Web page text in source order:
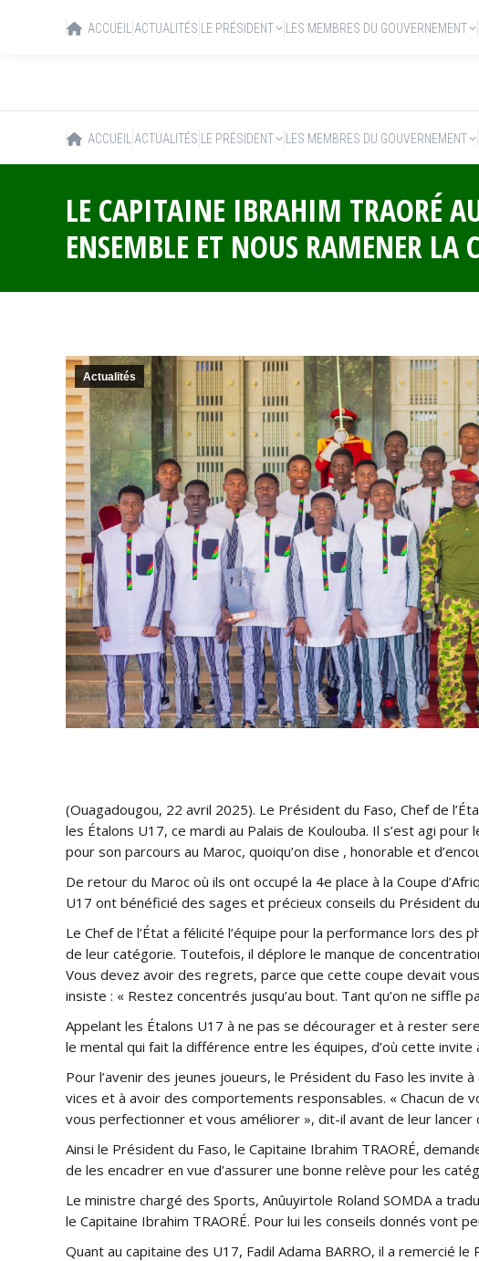
ACCUEIL ACTUALITÉS LE PRÉSIDENT LES MEMBRES DU GOUVERNEMENT
LE CAPITAINE IBRAHIM TRAORÉ
ENSEMBLE ET NOUS RAMENER LA
Actualités
(Ouagadougou, 22 avril 2025). Le Président du Faso, Chef de
les Étalons U17, ce mardi au Palais de Koulouba. Il s’est agi
pour son parcours au Maroc, quoiqu’on dise , honorable et
De retour du Maroc où ils ont occupé la 4e place à la Coupe
U17 ont bénéficié des sages et précieux conseils du Président
Le Chef de l’État a félicité l’équipe pour la performance lors des
de leur catégorie. Toutefois, il déplore le manque de
Vous devez avoir des regrets, parce que cette coupe devait
insiste : « Restez concentrés jusqu’au bout. Tant qu’on ne siffle
Appelant les Étalons U17 à ne pas se décourager et à rester
le mental qui fait la différence entre les équipes, d’où cette
Pour l’avenir des jeunes joueurs, le Président du Faso les invite
vices et à avoir des comportements responsables. « Chacun de
vous perfectionner et vous améliorer », dit-il avant de leur
Ainsi le Président du Faso, le Capitaine Ibrahim TRAORÉ,
de les encadrer en vue d’assurer une bonne relève pour les
Le ministre chargé des Sports, Anûuyirtole Roland SOMDA a
le Capitaine Ibrahim TRAORÉ. Pour lui les conseils donnés vont
Quant au capitaine des U17, Fadil Adama BARRO, il a remercié
ACCUEIL ACTUALITÉS LE PRÉSIDENT LES MEMBRES DU GOUVERNEMENT